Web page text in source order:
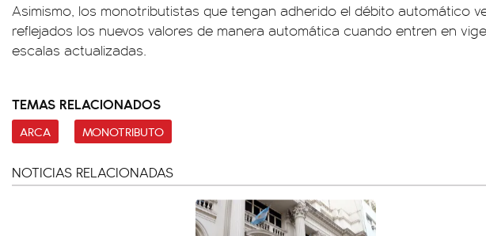
Asimismo, los monotributistas que tengan adherido el débito automático
reflejados los nuevos valores de manera automática cuando entren en
escalas actualizadas.
TEMAS RELACIONADOS
ARCA MONOTRIBUTO
NOTICIAS RELACIONADAS